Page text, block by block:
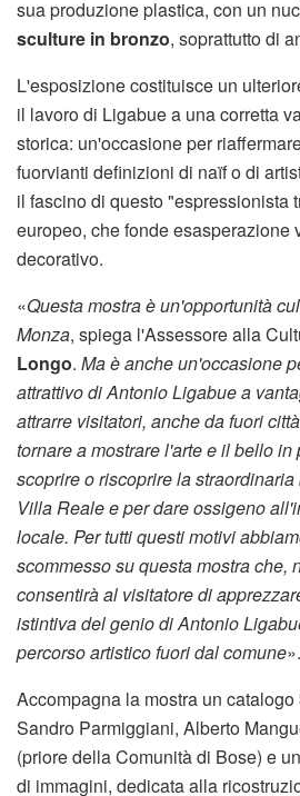
sua produzione plastica, con un
sculture in bronzo, soprattutto di
L'esposizione costituisce un
il lavoro di Ligabue a una corretta
storica: un'occasione per
fuorvianti definizioni di naïf o di
il fascino di questo "espressionista
europeo, che fonde esasperazione
decorativo.
«Questa mostra è un'opportunità
Monza, spiega l'Assessore alla
Longo. Ma è anche un'occasione
attrattivo di Antonio Ligabue a
attrarre visitatori, anche da fuori
tornare a mostrare l'arte e il bello in
scoprire o riscoprire la
Villa Reale e per dare ossigeno
locale. Per tutti questi motivi
scommesso su questa mostra che,
consentirà al visitatore di
istintiva del genio di Antonio
percorso artistico fuori dal comune».
Accompagna la mostra un catalogo
Sandro Parmiggiani, Alberto
(priore della Comunità di Bose) e
di immagini, dedicata alla